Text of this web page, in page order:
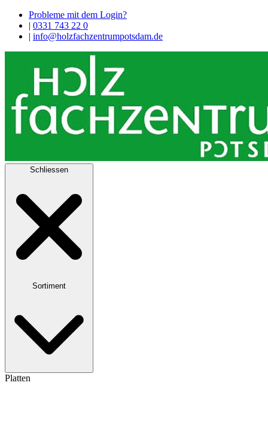
Probleme mit dem Login?
| 0331 743 22 0
| info@holzfachzentrumpotsdam.de
Schliessen
Sortiment
Platten